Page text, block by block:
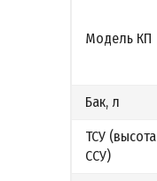
Модель КП
Бак, л
ТСУ (высота
ССУ)